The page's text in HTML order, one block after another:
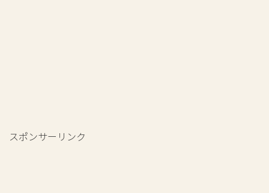
スポンサーリンク